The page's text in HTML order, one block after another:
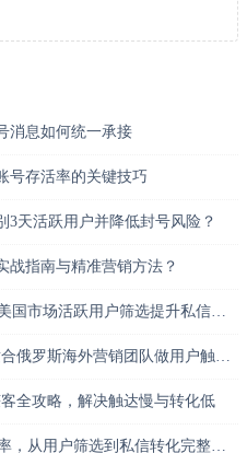
消息如何统一承接
号存活率的关键技巧
3天活跃用户并降低封号风险？
战指南与精准营销方法？
场活跃用户筛选提升私信回复率
罗斯海外营销团队做用户触达？
全攻略，解决触达慢与转化低
从用户筛选到私信转化完整解析